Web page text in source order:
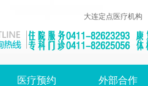
大连定点医疗机构
医疗预约 外部合作